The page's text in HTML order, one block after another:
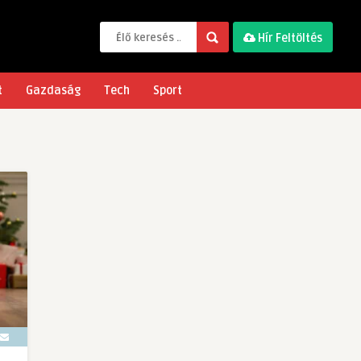
Hír Feltöltés
Gazdaság Tech Sport